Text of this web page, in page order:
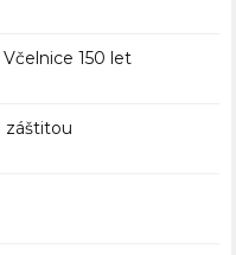
150 let
záštitou